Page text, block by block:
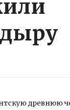
древнюю